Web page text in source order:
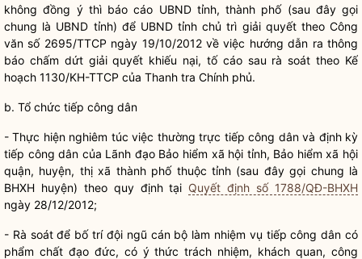
không đồng ý thì báo cáo UBND tỉnh, thành phố (sau đây gọi
chung là UBND tỉnh) để UBND tỉnh chủ trì giải quyết theo Công
văn số 2695/TTCP ngày 19/10/2012 về việc hướng dẫn ra thông
báo chấm dứt giải quyết khiếu nại, tố cáo sau rà soát theo Kế
hoạch 1130/KH-TTCP của Thanh tra Chính phủ.
b. Tổ chức tiếp công dân
- Thực hiện nghiêm túc việc thường trực tiếpcông dânvà định kỳ
tiếp công dân của Lãnh đạo Bảo hiểm xã hội tỉnh, Bảo hiểm xã hội
quận, huyện, thị xã thành phố thuộc tỉnh (sau đây gọi chung là
BHXH huyện) theo quy định tại Quyết định số 1788/QĐ-BHXH
ngày 28/12/2012;
- Rà soát để bố trí đội ngũ cán bộ làm nhiệm vụ tiếpcông dân có
phẩm chất đạo đức, có ý thức trách nhiệm, khách quan, công